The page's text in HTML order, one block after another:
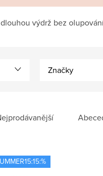
výdrž bez
Značky